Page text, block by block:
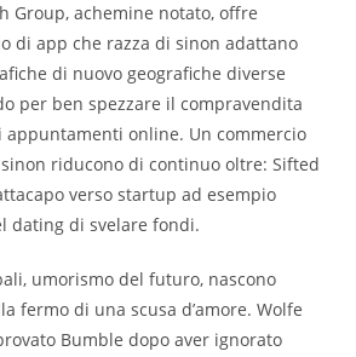
Group, achemine notato, offre
di app che razza di sinon adattano
di nuovo geografiche diverse
per ben spezzare il compravendita
online. Un commercio
riducono di continuo oltre: Sifted
verso startup ad esempio
dating di svelare fondi.
umorismo del futuro, nascono
fermo di una scusa d’amore. Wolfe
Bumble dopo aver ignorato